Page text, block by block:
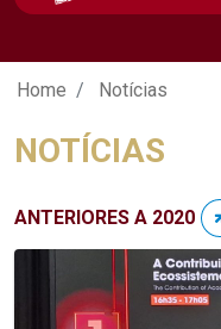
Notícias - Unicap
Home Notícias
NOTÍCIAS
ANTERIORES A 2020